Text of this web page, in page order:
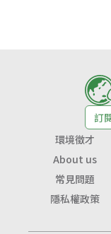
訂
環境徵才
About us
常見問題
隱私權政策